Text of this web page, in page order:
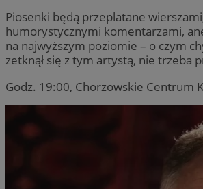
Piosenki będą przeplatane
humorystycznymi komentarzami,
na najwyższym poziomie – o czym
zetknął się z tym artystą, nie trzeba
Godz. 19:00, Chorzowskie Centrum